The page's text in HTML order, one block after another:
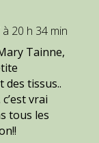
20 h 34 min
Tainne,
des tissus..
vrai
tous les